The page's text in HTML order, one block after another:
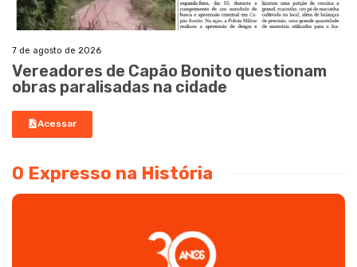
7 de agosto de 2026
Vereadores de Capão Bonito questionam
obras paralisadas na cidade
Acessar
O Expresso na História